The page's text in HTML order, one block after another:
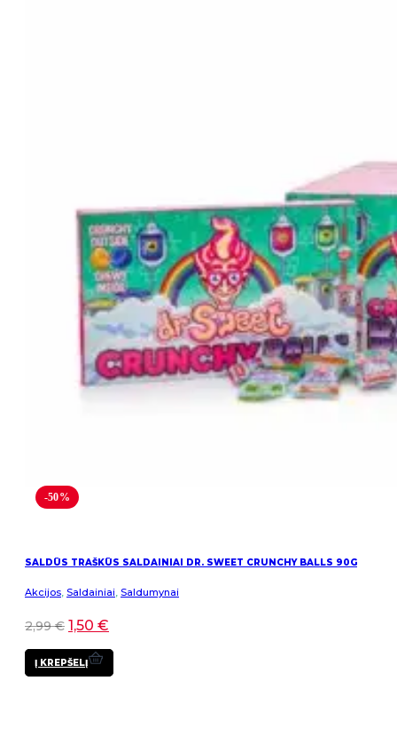
-50%
SALDŪS TRAŠKŪS SALDAINIAI DR. SWEET CRUNCHY BALLS 90G
Akcijos, Saldainiai, Saldumynai
2,99€ 1,50 €
Į KREPŠELĮ